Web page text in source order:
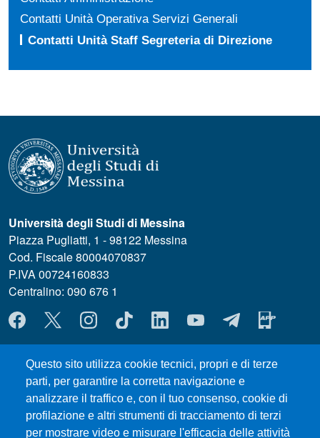
Contatti Unità Operativa Servizi Generali
Contatti Unità Staff Segreteria di Direzione
Questo sito utilizza cookie tecnici, propri e di terze
parti, per garantire la corretta navigazione e
analizzare il traffico e, con il tuo consenso, cookie di
profilazione e altri strumenti di tracciamento di terzi
per mostrare video e misurare l'efficacia delle attività
Università degli Studi di Messina
Piazza Pugliatti, 1 - 98122 Messina
Cod. Fiscale 80004070837
P.IVA 00724160833
Centralino: 090 676 1
MENÙ SOCIAL
MENÙ FOOTER 1
Dove ci trovi
MODULISTICA ChiBioFarAm
Sedute dei Consigli
UniMeSTONE